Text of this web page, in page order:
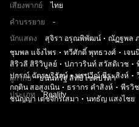
เสียงพากย์
ไทย
คำบรรยาย
-
นักแสดง
สุจิรา อรุณพิพัฒน์ ณัฏฐพล
ชุมพล แจ้งไพร
ทวีศักดิ์ พุทธวงศ์ เจน
สิริวลี สิริวิบูลย์
ปภาวรินท์ สวัสดิเวช
ปกรณ์ ฉัตรบริรักษ์
พรปวีณ์ นีระสิงห์
กฤติน สอสูงเนิน
ธรากร คำสิงห์ พีรวิ
ชนัญญา เตชจักรเสมา
นทธัญ แสงไชย
ผู้กำกับ
ธนินท์รัฐ สิทธิโชคปรีดา
ประเภท
Reality